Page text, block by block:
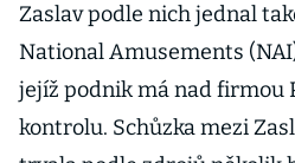
Zaslav podle nich jednal
National Amusements
jejíž podnik má nad firmou
kontrolu. Schůzka mezi